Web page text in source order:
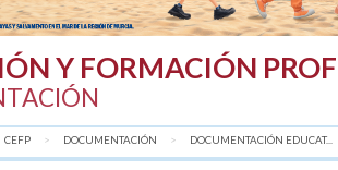
Y FORMACIÓN
CEFP DOCUMENTACIÓN DOCUMENTACIÓN EDUCAT...